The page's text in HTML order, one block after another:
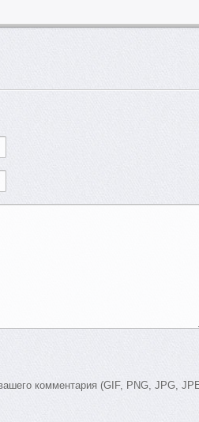
комментария (GIF, PNG, JPG,